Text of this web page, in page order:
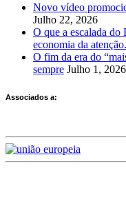
Novo vídeo
Julho 22, 2026
O que a escalada do
economia da atenção.
O fim da era do
sempre Julho 1, 2026
Associados a: